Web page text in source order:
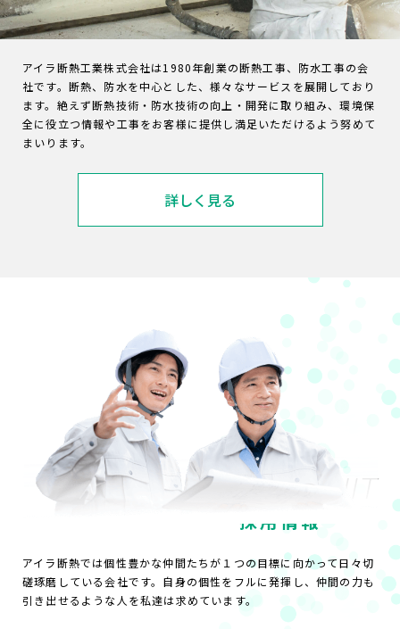
アイラ断熱工業株式会社は1980年創業の断熱工事、防水工事の会
社です。断熱、防水を中心とした、様々なサービスを展開しており
ます。絶えず断熱技術・防水技術の向上・開発に取り組み、環境保
全に役立つ情報や工事をお客様に提供し満足いただけるよう努めて
まいります。
詳しく見る
RECRUIT
採用情報
アイラ断熱では個性豊かな仲間たちが１つの目標に向かって日々切
磋琢磨している会社です。自身の個性をフルに発揮し、仲間の力も
引き出せるような人を私達は求めています。